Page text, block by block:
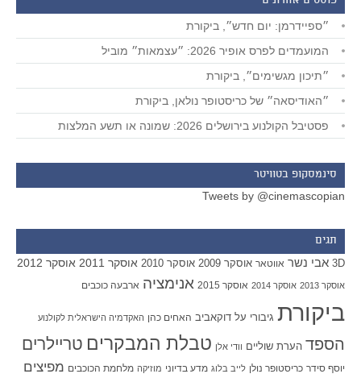
״ספיידרמן: יום חדש״, ביקורת
המועמדים לפרס אופיר 2026: ״עצמאות״ מוביל
״תיכון מגשימים״, ביקורת
״האודיסאה״ של כריסטופר נולאן, ביקורת
פסטיבל הקולנוע בירושלים 2026: שמונה או תשע המלצות
סינמסקופ בטוויטר
Tweets by @cinemascopian
תגים
3D אבי נשר אווטאר אוסקר 2009 אוסקר 2010 אוסקר 2011 אוסקר 2012
אוסקר 2013 אוסקר 2014 אוסקר 2015 אנימציה ארבעה כוכבים
ביקורת גיבורי על דוקאביב האחים כהן האקדמיה הישראלית לקולנוע
הספד הערת שוליים וודי אלן טבלת המבקרים טריילרים
יוסף סידר כריסטופר נולן לייב בלוג מדע בדיוני מוזיקה מלחמת הכוכבים מפיצים